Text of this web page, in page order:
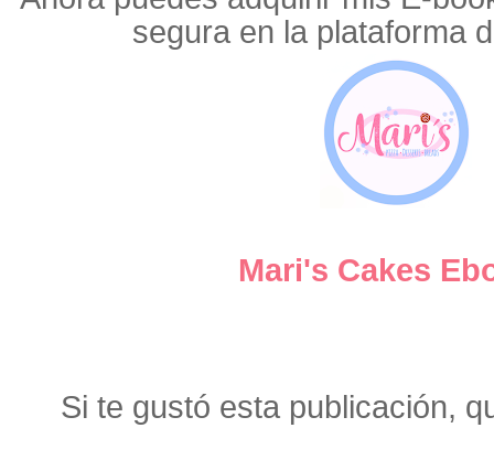
segura en la plataforma
Mari's Cakes
Si te gustó esta publicación,